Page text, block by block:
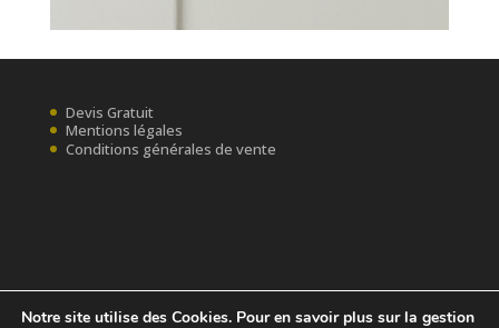
Devis Gratuit
Mentions légales
Conditions générales de vente
Notre site utilise des Cookies. Pour en savoir plus sur la gestion